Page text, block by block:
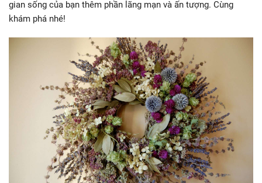
gian sống của bạn thêm phần lãng mạn và ấn tượng. Cùng
khám phá nhé!